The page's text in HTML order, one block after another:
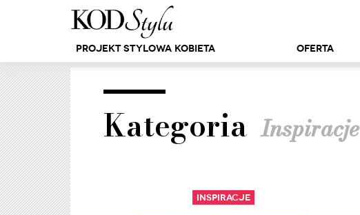
Projekt Stylowa Kobieta Oferta
Kategoria Inspiracje
Inspiracje